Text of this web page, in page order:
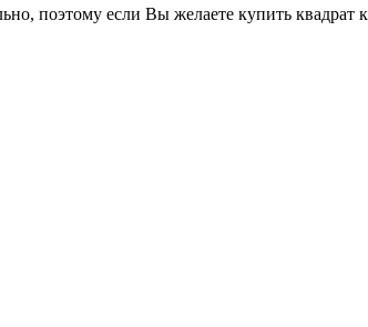
поэтому если Вы желаете купить